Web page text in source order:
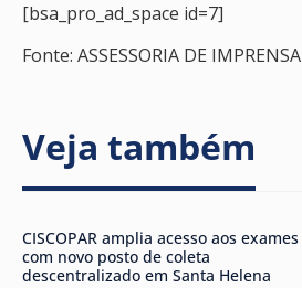
[bsa_pro_ad_space id=7]
Fonte: ASSESSORIA DE IMPRENSA
Veja também
CISCOPAR amplia acesso aos exames
com novo posto de coleta
descentralizado em Santa Helena